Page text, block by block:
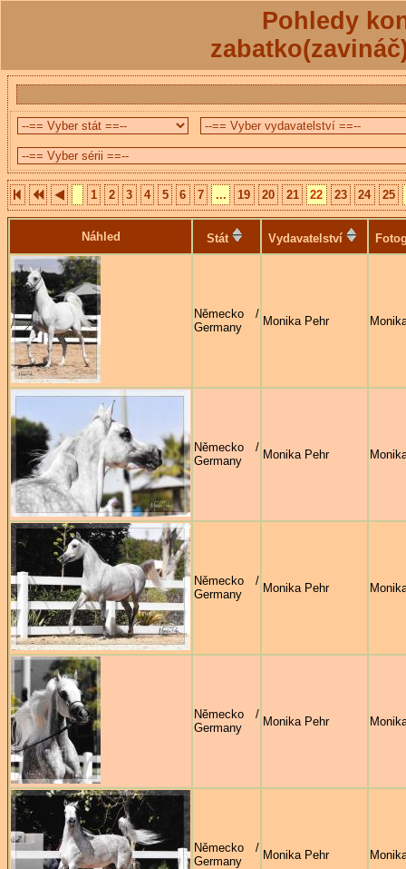
Pohledy
1 2 3 4 5 6 7 ... 19 20 21 22 23 24 25
Náhled Stát Vydavatelství
Německo /
Germany
Monika Pehr
Německo /
Germany
Monika Pehr
Německo /
Germany
Monika Pehr
Německo /
Germany
Monika Pehr
Německo /
Germany
Monika Pehr